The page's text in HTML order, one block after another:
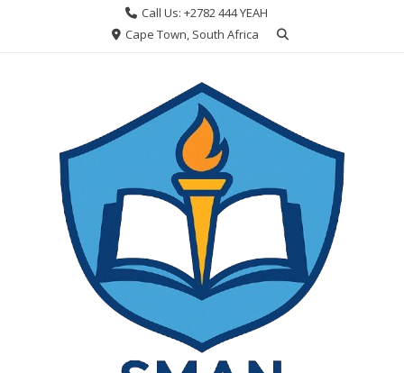
Call Us: +2782 444 YEAH
Cape Town, South Africa